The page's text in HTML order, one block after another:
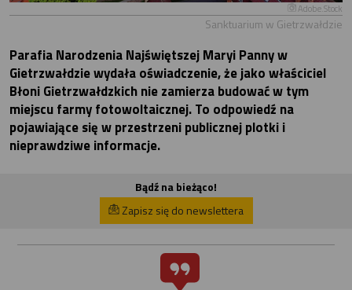
Adobe.Stock
Sanktuarium w Gietrzwałdzie
Parafia Narodzenia Najświętszej Maryi Panny w
Gietrzwałdzie wydała oświadczenie, że jako właściciel
Błoni Gietrzwałdzkich nie zamierza budować w tym
miejscu farmy fotowoltaicznej. To odpowiedź na
pojawiające się w przestrzeni publicznej plotki i
nieprawdziwe informacje.
Bądź na bieżąco!
Zapisz się do newslettera